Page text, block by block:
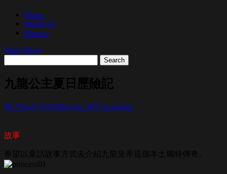
Home
About Us
Contact
Main Menu
九龍公主夏日歷險記
8th March 201316th July 2015wpadmin
故事
希 望以童話故事方式去介紹九龍皇帝這個本土獨特傳奇。